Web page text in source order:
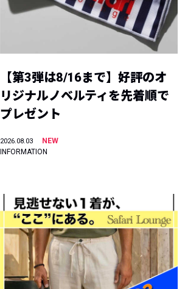
【第3弾は8/16まで】好評のオ
リジナルノベルティを先着順で
プレゼント
2026.08.03
NEW
INFORMATION